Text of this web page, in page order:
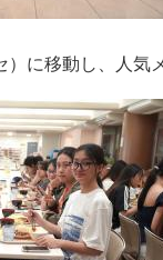
）に移動し、人気